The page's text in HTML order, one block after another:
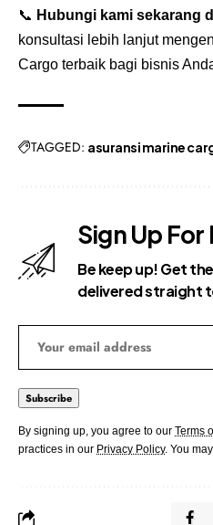
📞 Hubungi kami sekarang
konsultasi lebih lanjut
Cargo terbaik bagi bisnis
TAGGED: asuransi marine
Sign Up
Be keep up! Get
delivered straight
By signing up, you agree to our Terms
practices in our Privacy Policy. You